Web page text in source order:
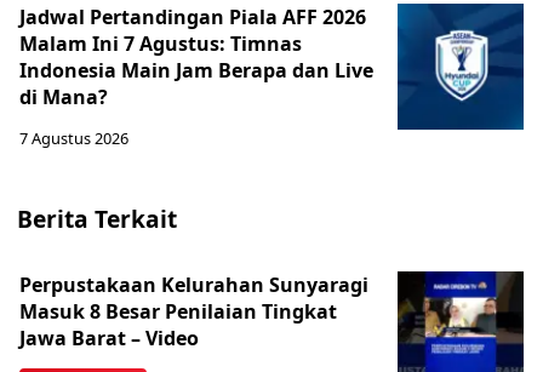
Jadwal Pertandingan Piala AFF 2026
Malam Ini 7 Agustus: Timnas
Indonesia Main Jam Berapa dan Live
di Mana?
7 Agustus 2026
Berita Terkait
Perpustakaan Kelurahan Sunyaragi
Masuk 8 Besar Penilaian Tingkat
Jawa Barat – Video